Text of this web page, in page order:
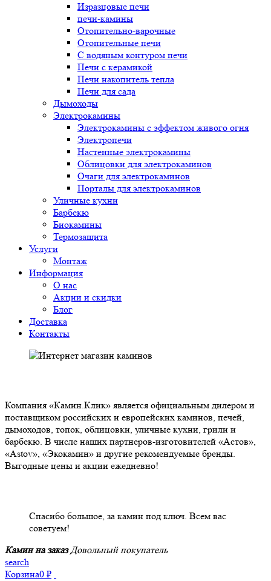
Изразцовые печи
печи-камины
Отопительно-варочные
Отопительные печи
С водяным контуром печи
Печи с керамикой
Печи накопитель тепла
Печи для сада
Дымоходы
Электрокамины
Электрокамины с эффектом живого огня
Электропечи
Настенные электрокамины
Облицовки для электрокаминов
Очаги для электрокаминов
Порталы для электрокаминов
Уличные кухни
Барбекю
Биокамины
Термозащита
Услуги
Монтаж
Информация
О нас
Акции и скидки
Блог
Доставка
Контакты
Компания «Камин.Клик» является официальным дилером и
поставщиком российских и европейских каминов, печей,
дымоходов, топок, облицовки, уличные кухни, грили и
барбекю. В числе наших партнеров-изготовителей «Астов»,
«Astov», «Экокамин» и другие рекомендуемые бренды.
Выгодные цены и акции ежедневно!
Спасибо большое, за камин под ключ. Всем вас
советуем!
Камин на заказ Довольный покупатель
search
Корзина0 ₽